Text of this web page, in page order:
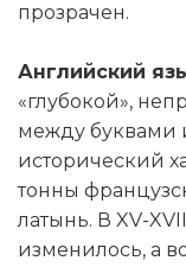
прозрачен.
Английский
«глубокой»,
между буквами
исторический
тонны
латынь. В XV-
изменилось, а